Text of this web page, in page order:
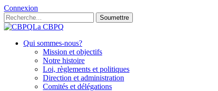
Connexion
Soumettre
La CBPQ
Qui sommes-nous?
Mission et objectifs
Notre histoire
Loi, règlements et politiques
Direction et administration
Comités et délégations